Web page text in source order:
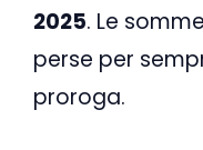
2025. Le
perse per
proroga.